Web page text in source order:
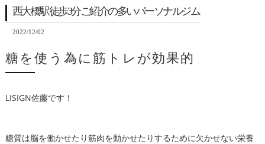
西大橋駅徒歩3分ご紹介の多いパーソナルジム
2022/12/02
糖を使う為に筋トレが効果的
LISIGN佐藤です！
糖質は脳を働かせたり筋肉を動かせたりするために欠かせない栄養